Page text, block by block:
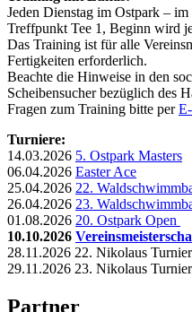
Jeden Dienstag im Ostpark –
Treffpunkt Tee 1, Beginn wird
Das Training ist für alle
Fertigkeiten erforderlich.
Beachte die Hinweise in den
Scheibensucher bezüglich des
Fragen zum Training bitte per
Turniere:
14.03.2026 5. Ostpark Masters
06.04.2026 Easter Ace
25.04.2026 22.
26.04.2026 23.
01.08.2026 20. Ostpark Open
10.10.2026
28.11.2026 22. Nikolaus Turnier
29.11.2026 23. Nikolaus Turnier
Partner